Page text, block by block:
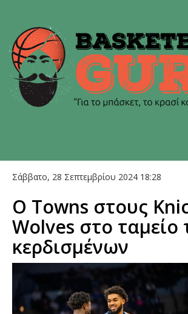
Σάββατο, 28 Σεπτεμβρίου 2024 18:28
Ο Towns στους
Wolves στο ταμείο
κερδισμένων